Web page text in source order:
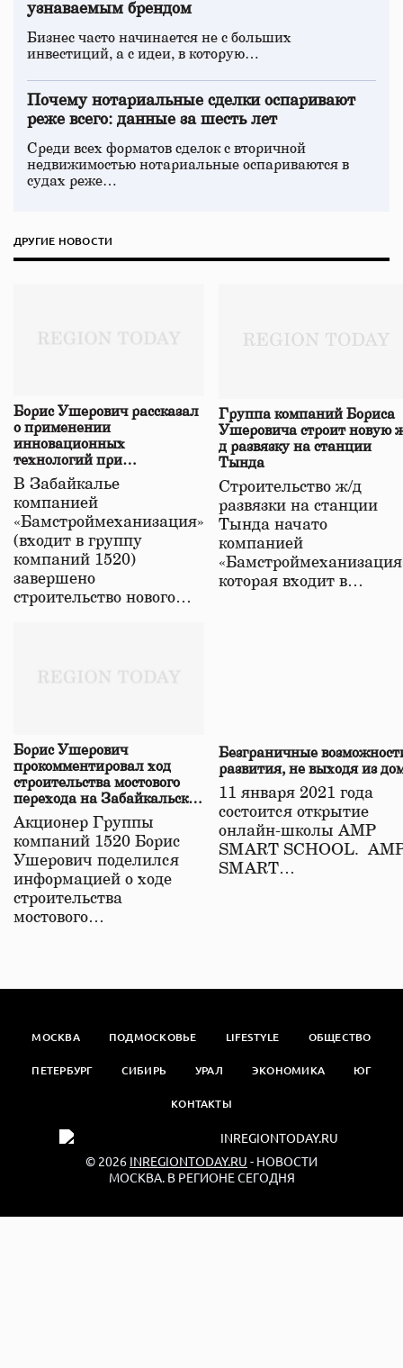
узнаваемым брендом
Бизнес часто начинается не с больших
инвестиций, а с идеи, в которую…
Почему нотариальные сделки оспаривают
реже всего: данные за шесть лет
Среди всех форматов сделок с вторичной
недвижимостью нотариальные оспариваются в
судах реже…
ДРУГИЕ НОВОСТИ
Борис Ушерович рассказал
о применении
инновационных
технологий при
строительстве нового моста
в Забайкалье
В Забайкалье
компанией
«Бамстроймеханизация»
(входит в группу
компаний 1520)
завершено
строительство нового…
Группа компаний Бориса
Ушеровича строит новую
д развязку на станции
Тында
Строительство ж/д
развязки на станции
Тында начато
компанией
которая входит в…
Борис Ушерович
прокомментировал ход
строительства мостового
перехода на Забайкальской
железной дороге
Акционер Группы
компаний 1520 Борис
Ушерович поделился
информацией о ходе
строительства
мостового…
Безграничные
развития, не выходя из
11 января 2021 года
состоится открытие
онлайн-школы АМР
SMART SCHOOL.
SMART…
МОСКВА ПОДМОСКОВЬЕ LIFESTYLE ОБЩЕСТВО
ПЕТЕРБУРГ СИБИРЬ УРАЛ ЭКОНОМИКА ЮГ
КОНТАКТЫ
© 2026 INREGIONTODAY.RU - НОВОСТИ
МОСКВА. В РЕГИОНЕ СЕГОДНЯ